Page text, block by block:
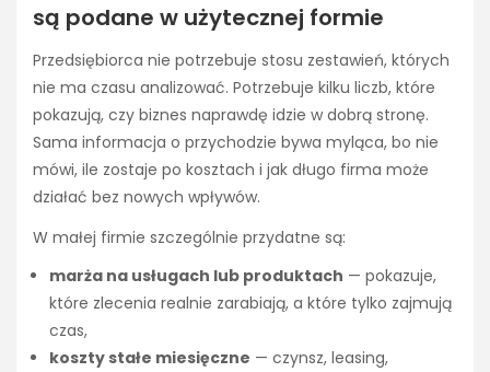
są podane w użytecznej formie
Przedsiębiorca nie potrzebuje stosu zestawień, których
nie ma czasu analizować. Potrzebuje kilku liczb, które
pokazują, czy biznes naprawdę idzie w dobrą stronę.
Sama informacja o przychodzie bywa myląca, bo nie
mówi, ile zostaje po kosztach i jak długo firma może
działać bez nowych wpływów.
W małej firmie szczególnie przydatne są:
marża na usługach lub produktach — pokazuje,
które zlecenia realnie zarabiają, a które tylko zajmują
czas,
koszty stałe miesięczne — czynsz, leasing,